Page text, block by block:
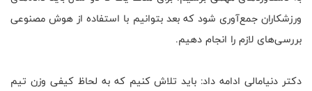
ورزشکاران جمع‌آوری شود که بعد بتوانیم با استفاده از هوش مصنوعی
بررسی‌های لازم را انجام دهیم.
دکتر دنیامالی ادامه داد: باید تلاش کنیم که به لحاظ کیفی وزن تیم